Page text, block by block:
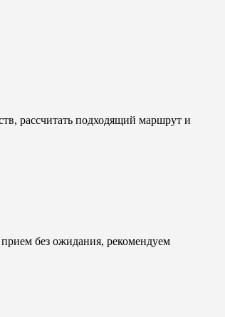
рассчитать подходящий маршрут и
без ожидания, рекомендуем